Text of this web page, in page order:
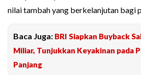
nilai tambah yang berkelanjutan bagi
Baca Juga: BRI Siapkan Buyback
Miliar, Tunjukkan Keyakinan pada
Panjang